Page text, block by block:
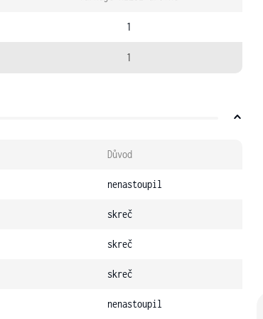
1
1
Důvod
nenastoupil
skreč
skreč
skreč
nenastoupil